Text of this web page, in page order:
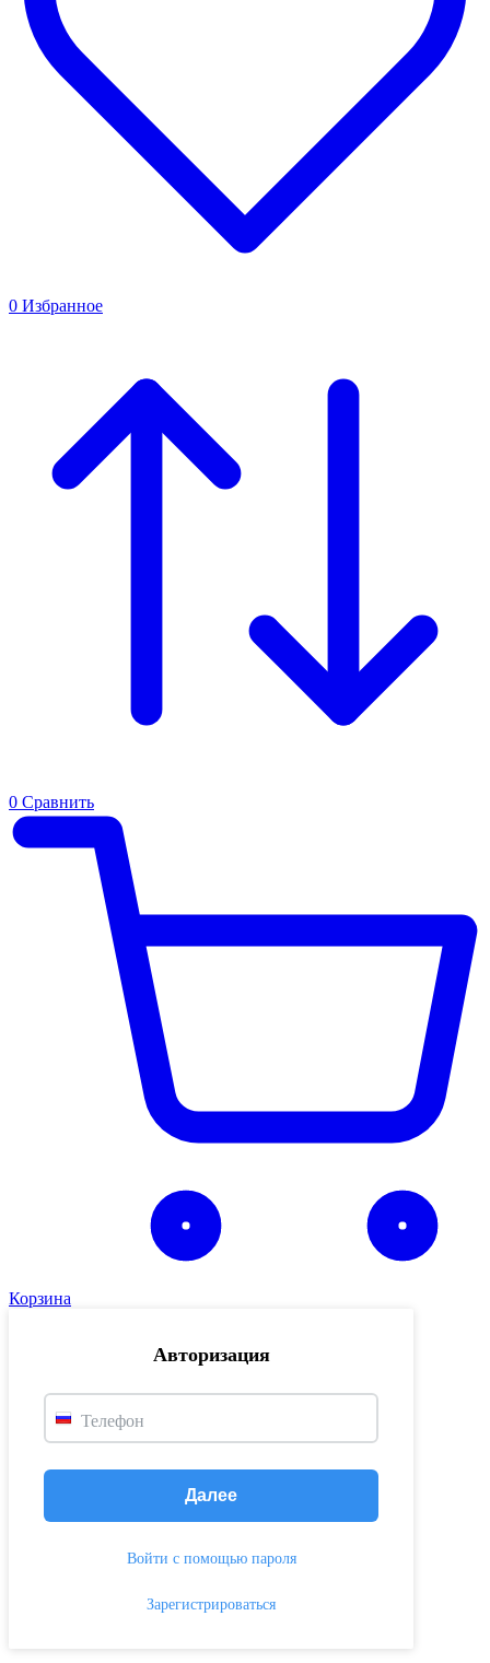
0 Избранное
0 Сравнить
Корзина
Авторизация
Телефон
Далее
Войти с помощью пароля
Зарегистрироваться